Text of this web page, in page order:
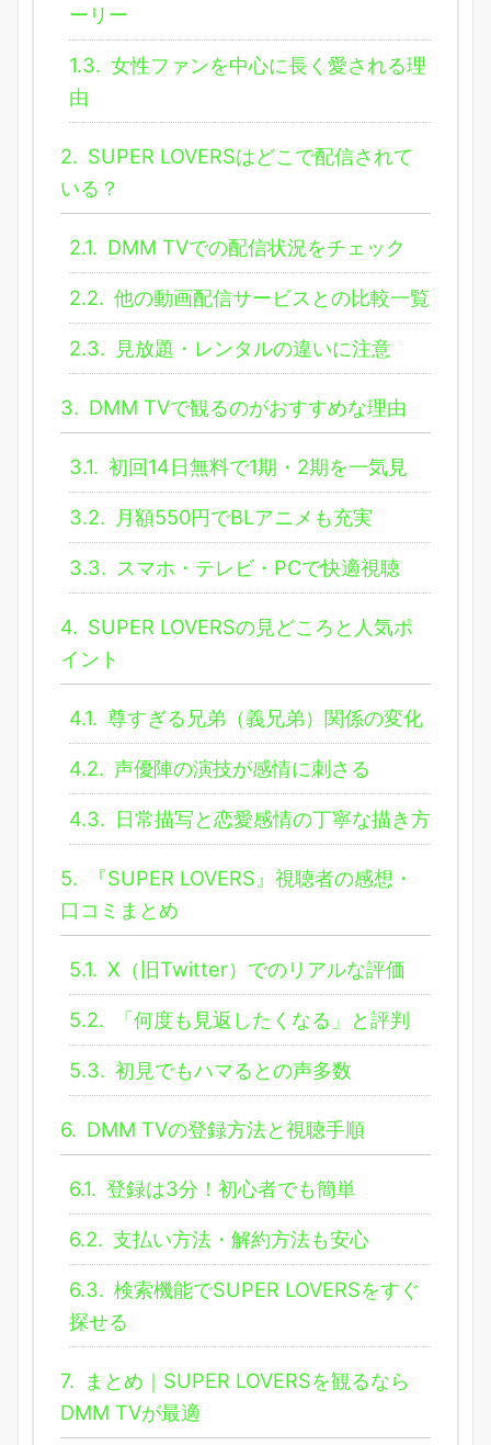
ーリー
1.3. 女性ファンを中心に長く愛される理
由
2. SUPER LOVERSはどこで配信されて
いる？
2.1. DMM TVでの配信状況をチェック
2.2. 他の動画配信サービスとの比較一覧
2.3. 見放題・レンタルの違いに注意
3. DMM TVで観るのがおすすめな理由
3.1. 初回14日無料で1期・2期を一気見
3.2. 月額550円でBLアニメも充実
3.3. スマホ・テレビ・PCで快適視聴
4. SUPER LOVERSの見どころと人気ポ
イント
4.1. 尊すぎる兄弟（義兄弟）関係の変化
4.2. 声優陣の演技が感情に刺さる
4.3. 日常描写と恋愛感情の丁寧な描き方
5.
『SUPER LOVERS』視聴者の感想・
口コミまとめ
5.1. X（旧Twitter）でのリアルな評価
5.2. 「何度も見返したくなる」と評判
5.3. 初見でもハマるとの声多数
6. DMM TVの登録方法と視聴手順
6.1. 登録は3分！初心者でも簡単
6.2. 支払い方法・解約方法も安心
6.3. 検索機能でSUPER LOVERSをすぐ
探せる
7.
まとめ｜SUPER LOVERSを観るなら
DMM TVが最適